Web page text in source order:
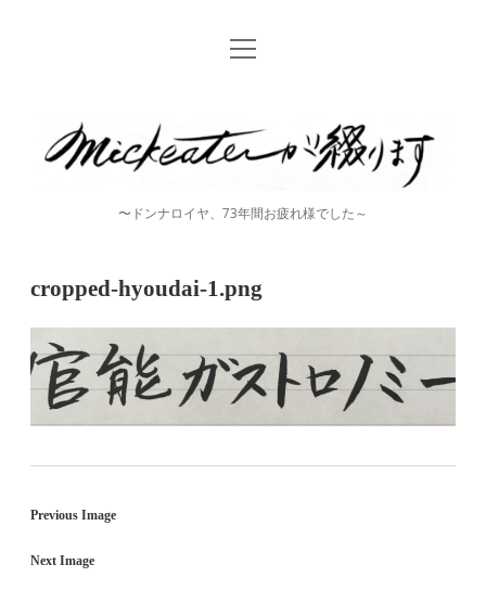
Home
open
mickeater
が
ま
す
〜ドンナロイヤ、73年間お疲れ様でした～
cropped-hyoudai-1.png
Previous Image
Next Image